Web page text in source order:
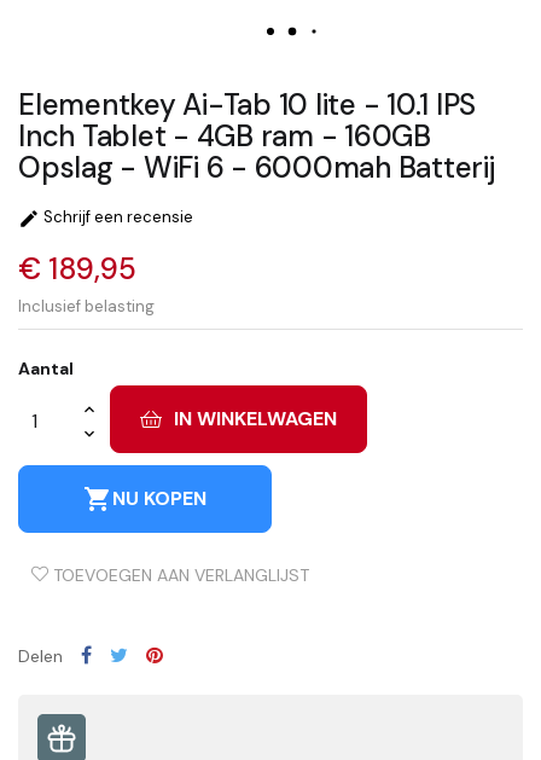
Elementkey Ai-Tab 10 lite - 10.1 IPS
Inch Tablet - 4GB ram - 160GB
Opslag - WiFi 6 - 6000mah Batterij
 Schrijf een recensie
€ 189,95
Inclusief belasting
Aantal
IN WINKELWAGEN
shopping_cartNU KOPEN
TOEVOEGEN AAN VERLANGLIJST
Delen